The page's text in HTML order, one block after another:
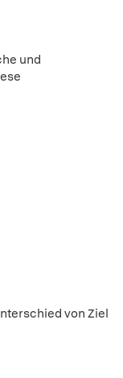
und
von Ziel